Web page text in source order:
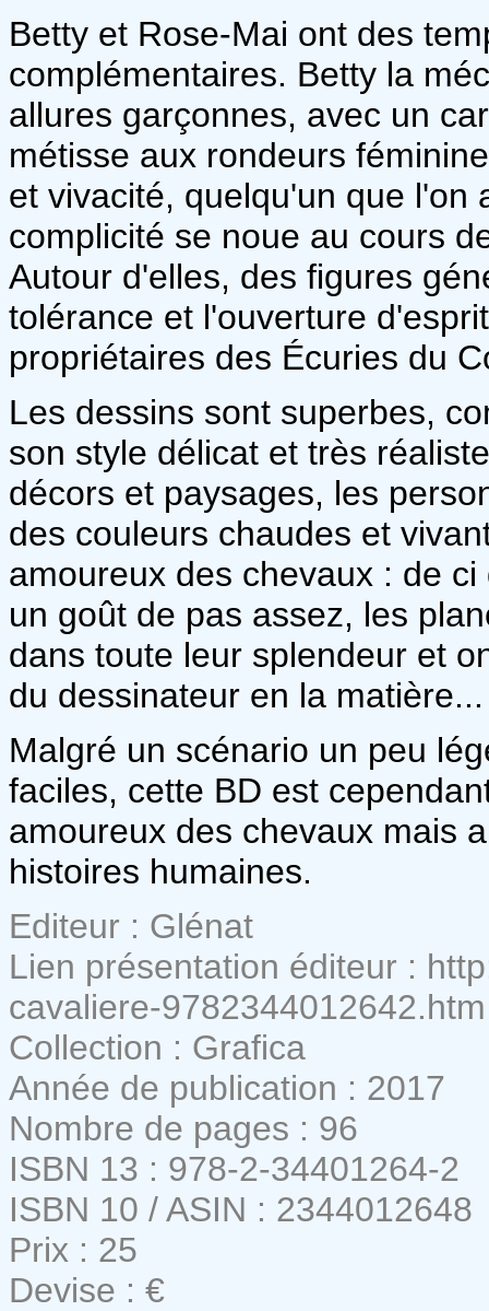
Betty et Rose-Mai ont des
complémentaires. Betty la
allures garçonnes, avec un
métisse aux rondeurs
et vivacité, quelqu'un que l'on
complicité se noue au cours
Autour d'elles, des figures
tolérance et l'ouverture
propriétaires des Écuries du
Les dessins sont superbes,
son style délicat et très
décors et paysages, les
des couleurs chaudes et
amoureux des chevaux : de
un goût de pas assez, les
dans toute leur splendeur et
du dessinateur en la matière...
Malgré un scénario un peu
faciles, cette BD est
amoureux des chevaux mais
histoires humaines.
Editeur : Glénat
Lien présentation éditeur :
cavaliere-9782344012642.htm
Collection : Grafica
Année de publication : 2017
Nombre de pages : 96
ISBN 13 : 978-2-34401264-2
ISBN 10 / ASIN : 2344012648
Prix : 25
Devise : €